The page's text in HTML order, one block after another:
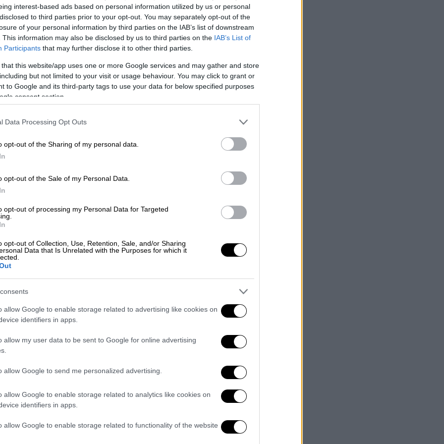
interest-based ads based on personal information utilized by us or personal
to third parties prior to your opt-out. You may separately opt-out of the
of your personal information by third parties on the IAB’s list of downstream
This information may also be disclosed by us to third parties on the IAB’s List of
Participants that may further disclose it to other third parties.
that this website/app uses one or more Google services and may gather and store
but not limited to your visit or usage behaviour. You may click to grant or
to Google and its third-party tags to use your data for below specified purposes
consent section.
Data Processing Opt Outs
opt-out of the Sharing of my personal data.
opt-out of the Sale of my Personal Data.
opt-out of processing my Personal Data for Targeted
opt-out of Collection, Use, Retention, Sale, and/or Sharing
Data that Is Unrelated with the Purposes for which it
allow Google to enable storage related to advertising like cookies on
identifiers in apps.
allow my user data to be sent to Google for online advertising
allow Google to send me personalized advertising.
allow Google to enable storage related to analytics like cookies on
identifiers in apps.
allow Google to enable storage related to functionality of the website
το καταστροφικό τσουνάμι στην
στην Ελλάδα: Εκτός από το ισχυρό
περιοχές του Κορινθιακού το
είχε πλήξει τα παράλια του Αιγαίου
έπληξε την περιοχή της
ζώνη επί αρκετά χιλιόμετρα
έως την περιοχή του
(κατ' άλλους τέσσερις)νεκρούς, 12
εκτεταμένες καταστροφές, και